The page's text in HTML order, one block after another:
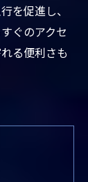
を促進し、
ぐのアクセ
る便利さも